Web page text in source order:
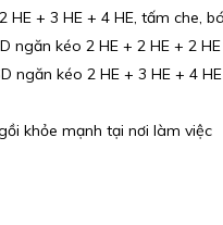
+ 3 HE + 4 HE, tấm che,
ngăn kéo 2 HE + 2 HE + 2
ngăn kéo 2 HE + 3 HE + 4 HE
khỏe mạnh tại nơi làm việc